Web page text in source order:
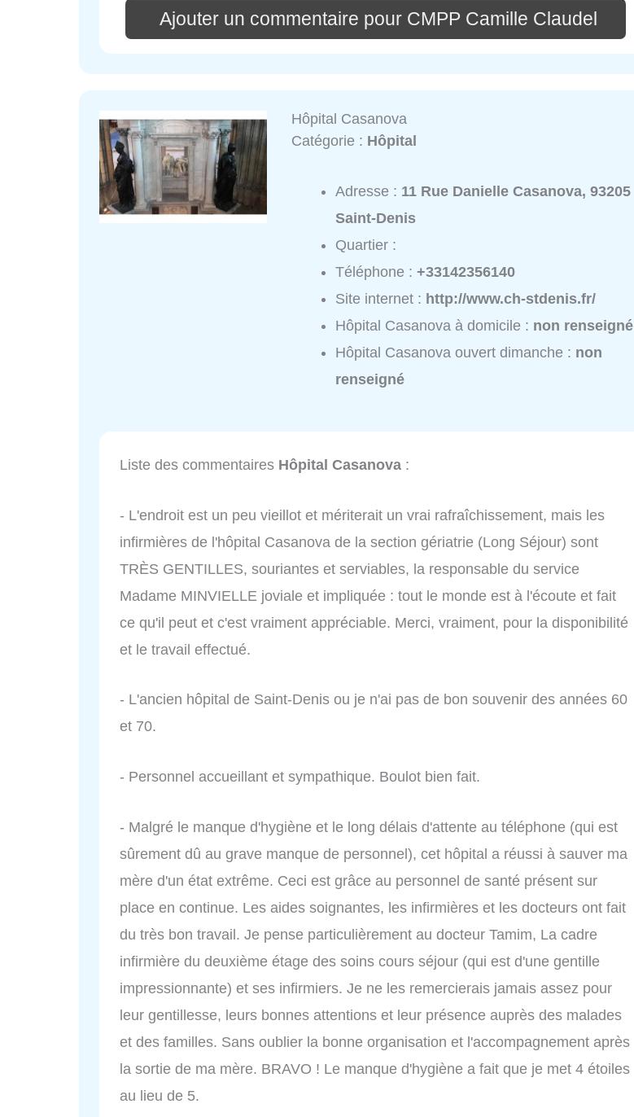
Ajouter un commentaire pour CMPP Camille Claudel
Hôpital Casanova
Catégorie : Hôpital
Adresse : 11 Rue Danielle Casanova, 93205
Saint-Denis
Quartier :
Téléphone :+33142356140
Site internet : http://www.ch-stdenis.fr/
Hôpital Casanova à domicile : non renseigné
Hôpital Casanova ouvert dimanche : non
renseigné
Liste des commentaires Hôpital Casanova :
- L'endroit est un peu vieillot et mériterait un vrai rafraîchissement, mais les
infirmières de l'hôpital Casanova de la section gériatrie (Long Séjour) sont
TRÈS GENTILLES, souriantes et serviables, la responsable du service
Madame MINVIELLE joviale et impliquée : tout le monde est à l'écoute et fait
ce qu'il peut et c'est vraiment appréciable. Merci, vraiment, pour la disponibilité
et le travail effectué.
- L'ancien hôpital de Saint-Denis ou je n'ai pas de bon souvenir des années 60
et 70.
- Personnel accueillant et sympathique. Boulot bien fait.
- Malgré le manque d'hygiène et le long délais d'attente au téléphone (qui est
sûrement dû au grave manque de personnel), cet hôpital a réussi à sauver ma
mère d'un état extrême. Ceci est grâce au personnel de santé présent sur
place en continue. Les aides soignantes, les infirmières et les docteurs ont fait
du très bon travail. Je pense particulièrement au docteur Tamim, La cadre
infirmière du deuxième étage des soins cours séjour (qui est d'une gentille
impressionnante) et ses infirmiers. Je ne les remercierais jamais assez pour
leur gentillesse, leurs bonnes attentions et leur présence auprès des malades
et des familles. Sans oublier la bonne organisation et l'accompagnement après
la sortie de ma mère. BRAVO ! Le manque d'hygiène a fait que je met 4 étoiles
au lieu de 5.